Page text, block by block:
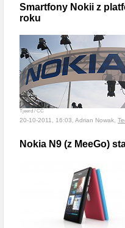
Smartfony Nokii z
roku
Tjeerd / CC
20-10-2011, 16:03, Adrian Nowak,
Nokia N9 (z MeeGo)